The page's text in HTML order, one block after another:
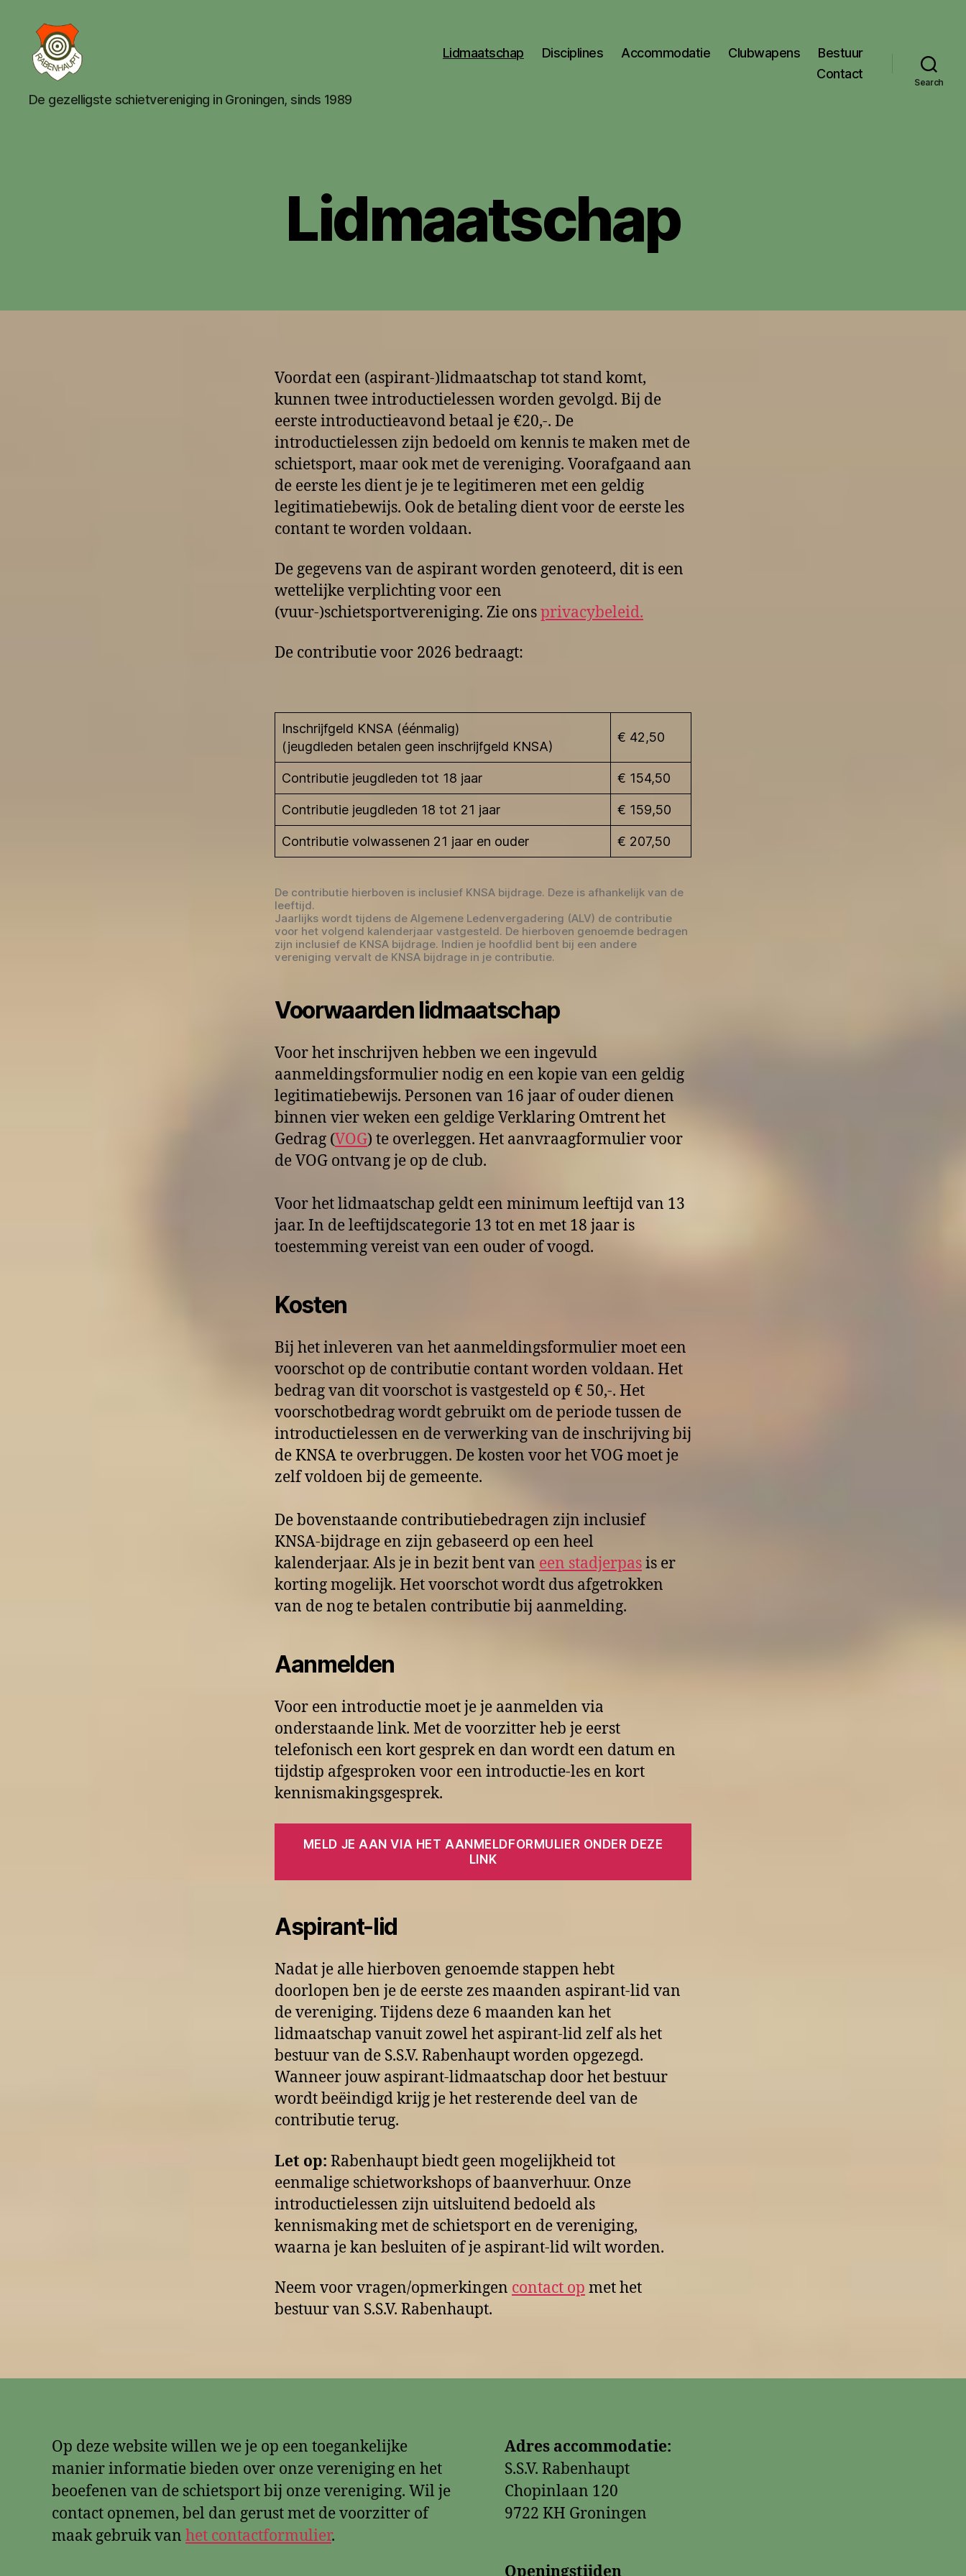
Schietsportvereniging
Rabenhaupt
De gezelligste schietvereniging in Groningen, sinds 1989
Lidmaatschap Disciplines Accommodatie Clubwapens
Bestuur
Contact
Search
Lidmaatschap
Voordat een (aspirant-)lidmaatschap tot stand komt,
kunnen twee introductielessen worden gevolgd. Bij de
eerste introductieavond betaal je €20,-. De
introductielessen zijn bedoeld om kennis te maken met de
schietsport, maar ook met de vereniging. Voorafgaand aan
de eerste les dient je je te legitimeren met een geldig
legitimatiebewijs. Ook de betaling dient voor de eerste les
contant te worden voldaan.
De gegevens van de aspirant worden genoteerd, dit is een
wettelijke verplichting voor een
(vuur-)schietsportvereniging. Zie onsprivacybeleid.
De contributie voor 2026 bedraagt:
Inschrijfgeld KNSA (éénmalig)
(jeugdleden betalen geen inschrijfgeld KNSA)
€ 42,50
Contributie jeugdleden tot 18 jaar € 154,50
Contributie jeugdleden 18 tot 21 jaar € 159,50
Contributie volwassenen 21 jaar en ouder € 207,50
De contributie hierboven is inclusief KNSA bijdrage. Deze is afhankelijk van de
leeftijd.
Jaarlijks wordt tijdens de Algemene Ledenvergadering (ALV) de contributie
voor het volgend kalenderjaar vastgesteld. De hierboven genoemde bedragen
zijn inclusief de KNSA bijdrage. Indien je hoofdlid bent bij een andere
vereniging vervalt de KNSA bijdrage in je contributie.
Voorwaarden lidmaatschap
Voor het inschrijven hebben we een ingevuld
aanmeldingsformulier nodig en een kopie van een geldig
legitimatiebewijs. Personen van 16 jaar of ouder dienen
binnen vier weken een geldige Verklaring Omtrent het
Gedrag (VOG) te overleggen. Het aanvraagformulier voor
de VOG ontvang je op de club.
Voor het lidmaatschap geldt een minimum leeftijd van 13
jaar. In de leeftijdscategorie 13 tot en met 18 jaar is
toestemming vereist van een ouder of voogd.
Kosten
Bij het inleveren van het aanmeldingsformulier moet een
voorschot op de contributie contant worden voldaan. Het
bedrag van dit voorschot is vastgesteld op € 50,-. Het
voorschotbedrag wordt gebruikt om de periode tussen de
introductielessen en de verwerking van de inschrijving bij
de KNSA te overbruggen. De kosten voor het VOG moet je
zelf voldoen bij de gemeente.
De bovenstaande contributiebedragen zijn inclusief
KNSA-bijdrage en zijn gebaseerd op een heel
kalenderjaar. Als je in bezit bent van een stadjerpasis er
korting mogelijk. Het voorschot wordt dus afgetrokken
van de nog te betalen contributie bij aanmelding.
Aanmelden
Voor een introductie moet je je aanmelden via
onderstaande link. Met de voorzitter heb je eerst
telefonisch een kort gesprek en dan wordt een datum en
tijdstip afgesproken voor een introductie-les en kort
kennismakingsgesprek.
MELD JE AAN VIA HET AANMELDFORMULIER ONDER DEZE
LINK
Aspirant-lid
Nadat je alle hierboven genoemde stappen hebt
doorlopen ben je de eerste zes maanden aspirant-lid van
de vereniging. Tijdens deze 6 maanden kan het
lidmaatschap vanuit zowel het aspirant-lid zelf als het
bestuur van de S.S.V. Rabenhaupt worden opgezegd.
Wanneer jouw aspirant-lidmaatschap door het bestuur
wordt beëindigd krijg je het resterende deel van de
contributie terug.
Let op: Rabenhaupt biedt geen mogelijkheid tot
eenmalige schietworkshops of baanverhuur. Onze
introductielessen zijn uitsluitend bedoeld als
kennismaking met de schietsport en de vereniging,
waarna je kan besluiten of je aspirant-lid wilt worden.
Neem voor vragen/opmerkingen contact op met het
bestuur van S.S.V. Rabenhaupt.
Op deze website willen we je op een toegankelijke
manier informatie bieden over onze vereniging en het
beoefenen van de schietsport bij onze vereniging. Wil je
contact opnemen, bel dan gerust met de voorzitter of
maak gebruik van het contactformulier.
Adres accommodatie:
S.S.V. Rabenhaupt
Chopinlaan 120
9722 KH Groningen
Openingstijden